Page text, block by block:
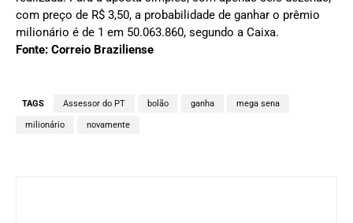
com preço de R$ 3,50, a probabilidade de ganhar o prêmio
milionário é de 1 em 50.063.860, segundo a Caixa.
Fonte: Correio Braziliense
TAGS Assessor do PT bolão ganha mega sena
milionário novamente